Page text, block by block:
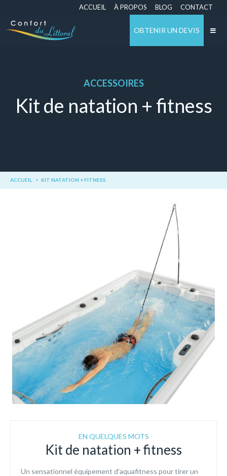
ACCUEIL À PROPOS BLOG CONTACT
OBTENIR UN DEVIS
ACCESSOIRES
Kit de natation + fitness
ACCUEIL KIT NATATION + FITNESS
EN QUELQUES MOTS
Kit de natation + fitness
Un sensationnel équipement d'aquafitness pour tirer un